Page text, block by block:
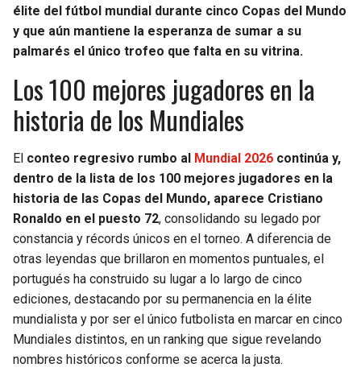
élite del fútbol mundial durante cinco Copas del Mundo
y que aún mantiene la esperanza de sumar a su
palmarés el único trofeo que falta en su vitrina.
Los 100 mejores jugadores en la
historia de los Mundiales
El conteo regresivo rumbo al Mundial 2026 continúa y,
dentro de la lista de los 100 mejores jugadores en la
historia de las Copas del Mundo, aparece Cristiano
Ronaldo en el puesto 72, consolidando su legado por
constancia y récords únicos en el torneo. A diferencia de
otras leyendas que brillaron en momentos puntuales, el
portugués ha construido su lugar a lo largo de cinco
ediciones, destacando por su permanencia en la élite
mundialista y por ser el único futbolista en marcar en cinco
Mundiales distintos, en un ranking que sigue revelando
nombres históricos conforme se acerca la justa.